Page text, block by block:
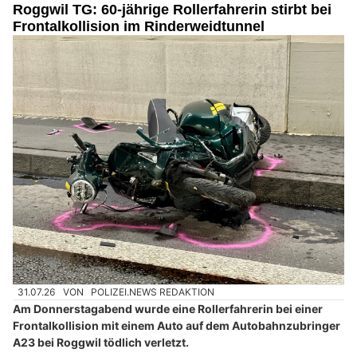
Roggwil TG: 60-jährige Rollerfahrerin stirbt bei
Frontalkollision im Rinderweidtunnel
31.07.26 VON POLIZEI.NEWS REDAKTION
Am Donnerstagabend wurde eine Rollerfahrerin bei einer
Frontalkollision mit einem Auto auf dem Autobahnzubringer
A23 bei Roggwil tödlich verletzt.